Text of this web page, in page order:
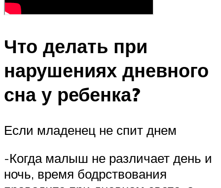
Что делать при
нарушениях дневного
сна у ребенка?
Если младенец не спит днем
-Когда малыш не различает день и
ночь, время бодрствования